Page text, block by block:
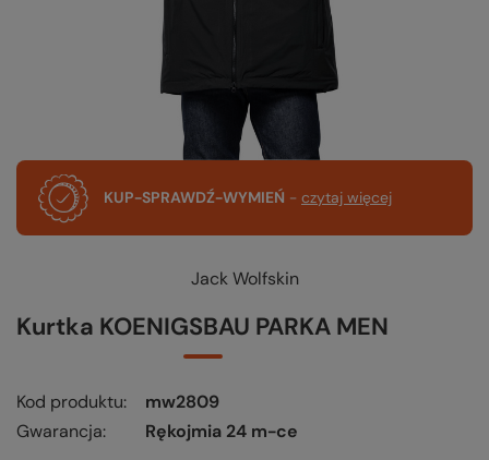
KUP-SPRAWDŹ-WYMIEŃ - czytaj więcej
Jack Wolfskin
Kurtka KOENIGSBAU PARKA MEN
Kod produktu
mw2809
Gwarancja
Rękojmia 24 m-ce